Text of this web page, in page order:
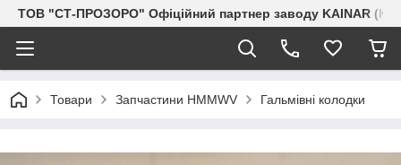
ТОВ "СТ-ПРОЗОРО" Офіційний партнер заводу KAINAR
Товари Запчастини HMMWV Гальмівні колодки